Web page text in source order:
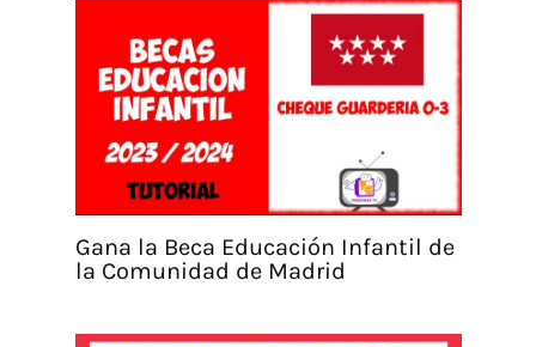
Gana la Beca Educación Infantil de
la Comunidad de Madrid